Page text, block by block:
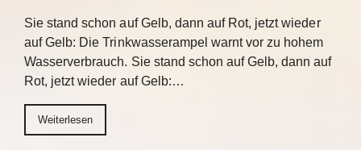
Sie stand schon auf Gelb, dann auf Rot, jetzt wieder
auf Gelb: Die Trinkwasserampel warnt vor zu hohem
Wasserverbrauch. Sie stand schon auf Gelb, dann auf
Rot, jetzt wieder auf Gelb:…
Weiterlesen